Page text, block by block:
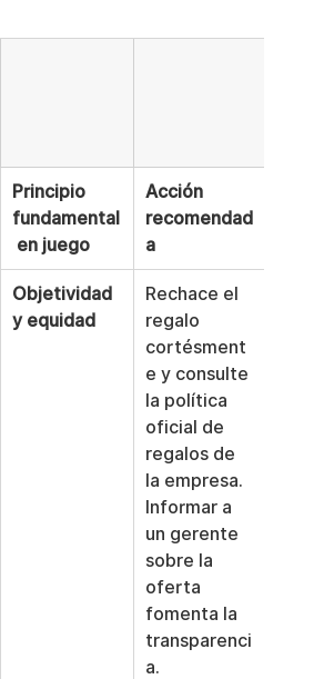
Principio
fundamental
en juego
Acción
recomendad
a
Objetividad
y equidad
Rechace el
regalo
cortésment
e y consulte
la política
oficial de
regalos de
la empresa.
Informar a
un gerente
sobre la
oferta
fomenta la
transparenci
a.